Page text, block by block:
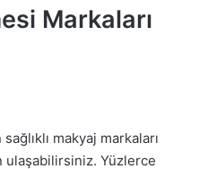
Markaları
makyaj markaları
ulaşabilirsiniz. Yüzlerce